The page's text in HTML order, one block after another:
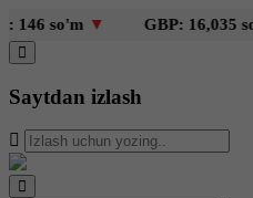
so'm▼ GBP: 16,035 so'm▲
Saytdan izlash